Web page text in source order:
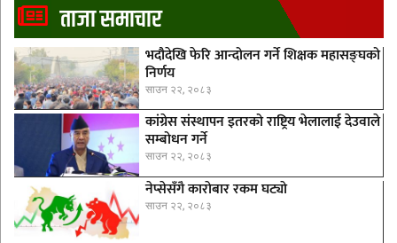
ताजा समाचार
भदौदेखि फेरि आन्दोलन गर्ने शिक्षक महासङ्घको
निर्णय
साउन २२, २०८३
कांग्रेस संस्थापन इतरको राष्ट्रिय भेलालाई देउवाले
सम्बोधन गर्ने
साउन २२, २०८३
नेप्सेसँगै काराेबार रकम घट्याे
साउन २२, २०८३